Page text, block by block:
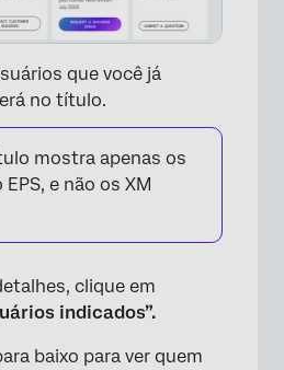
que você já
no título.
mostra apenas os
e não os XM
clique em
indicados”.
baixo para ver quem